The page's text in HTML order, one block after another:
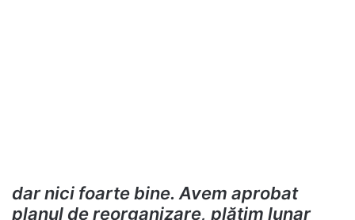
dar nici foarte bine. Avem aprobat
planul de reorganizare, plătim lunar